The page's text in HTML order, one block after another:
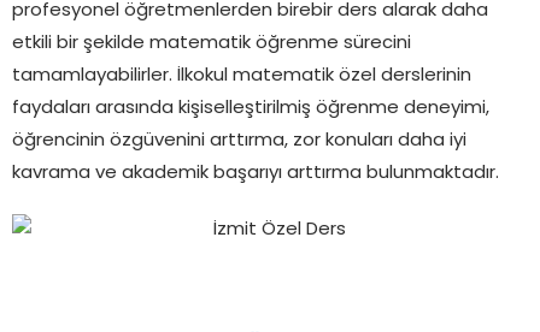
profesyonel öğretmenlerden birebir ders alarak daha
etkili bir şekilde matematik öğrenme sürecini
tamamlayabilirler. İlkokul matematik özel derslerinin
faydaları arasında kişiselleştirilmiş öğrenme deneyimi,
öğrencinin özgüvenini arttırma, zor konuları daha iyi
kavrama ve akademik başarıyı arttırma bulunmaktadır.